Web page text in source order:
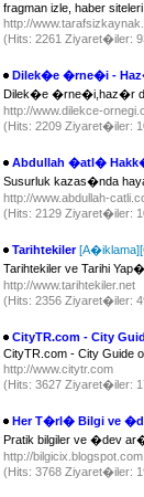
fragman izle, haber siteleri
http://
(Hits: 2261 Ziyaret�iler:
Dilek�e �rne�i -
Dilek�e �rne�i,haz�r
http://www.dilekce-
(Hits: 2209 Ziyaret�iler:
Abdullah �atl�
Susurluk kazas�nda
http://www.abdullah-
(Hits: 2129 Ziyaret�iler:
Tarihtekiler [A�iklama]
Tarihtekiler ve Tarihi
http://www.tarihtekiler.net
(Hits: 2356 Ziyaret�iler:
CityTR.com - City
CityTR.com - City Guide
http://www.citytr.com
(Hits: 3627 Ziyaret�iler:
Her T�rl� Bilgi ve
Pratik bilgiler ve �dev
http://bilgicix.blogspot.com
(Hits: 3768 Ziyaret�iler: